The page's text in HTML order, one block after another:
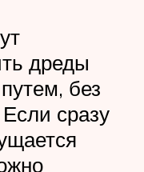
дреды
без
сразу